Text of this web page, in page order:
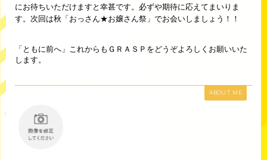
にお待ちいただけますと幸甚です。必ずや期待に応えてまいりま
す。次回は秋「おっさん★お嬢さん祭」でお会いしましょう！！
「ともに前へ」これからもＧＲＡＳＰをどうぞよろしくお願いいた
します。
ABOUT ME